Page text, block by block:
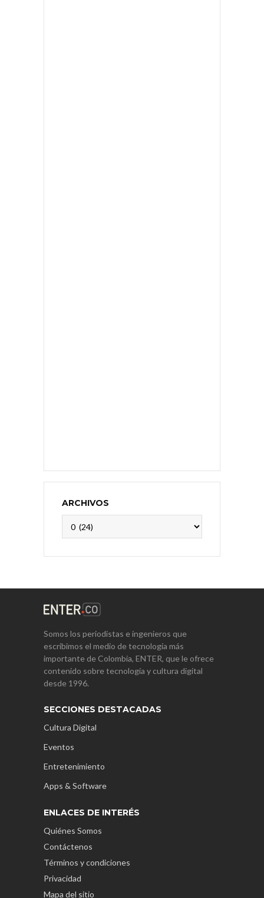
ARCHIVOS
Somos los periodistas e ingenieros que
escribimos el medio de tecnología más
importante de Colombia, ENTER, que le ofrece
contenido sobre tecnología y cultura digital
desde 1996.
SECCIONES DESTACADAS
Cultura Digital
Eventos
Entretenimiento
Apps & Software
ENLACES DE INTERÉS
Quiénes Somos
Contáctenos
Términos y condiciones
Privacidad
Mapa del sitio